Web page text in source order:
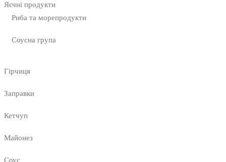
Яєчні продукти
Риба та морепродукти
Соусна група
Гірчиця
Заправки
Кетчуп
Майонез
Соус